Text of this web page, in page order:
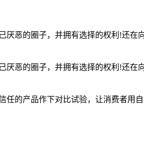
恶的圈子，并拥有选择的权利!还在
恶的圈子，并拥有选择的权利!还在
的产品作下对比试验，让消费者用